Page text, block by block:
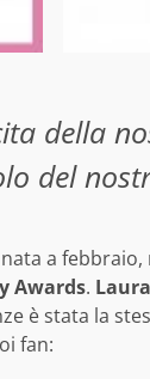
della
del
a
Awards.
è stata la
fan: